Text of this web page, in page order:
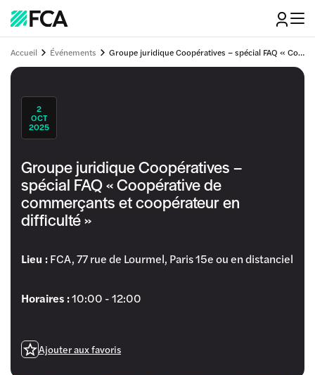
Accueil Événements Groupe juridique Coopératives – spécial FAQ « Coopérative de commerçants et coopérateur en difficulté »
2
OCT
2025
Groupe juridique Coopératives –
spécial FAQ « Coopérative de
commerçants et coopérateur en
difficulté »
Lieu :FCA, 77 rue de Lourmel, Paris 15e ou en distanciel
Horaires :10:00 - 12:00
Ajouter aux favoris